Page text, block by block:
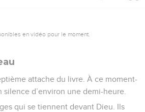
en vidéo pour le moment.
attache du livre. À ce moment-
silence d’environ une demi-heure.
qui se tiennent devant Dieu. Ils